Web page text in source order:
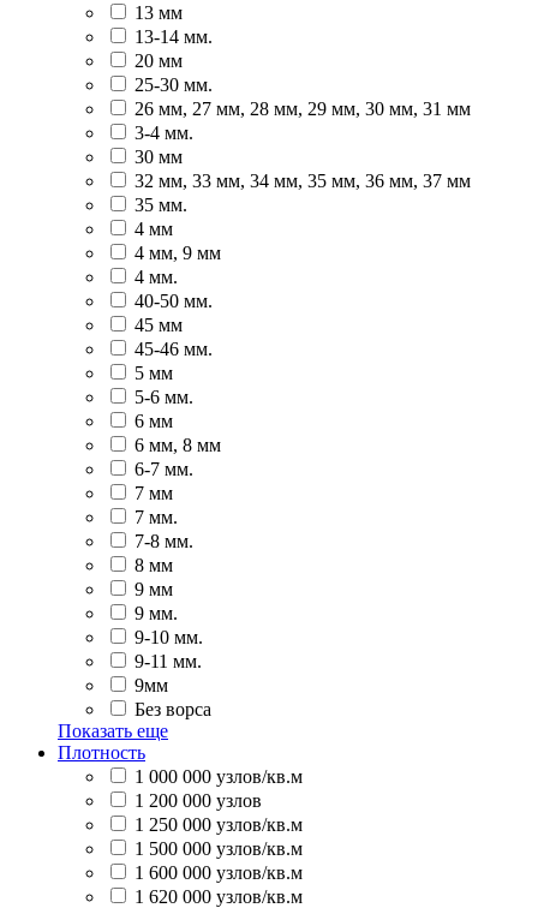
13 мм
13-14 мм.
20 мм
25-30 мм.
26 мм, 27 мм, 28 мм, 29 мм, 30 мм, 31 мм
3-4 мм.
30 мм
32 мм, 33 мм, 34 мм, 35 мм, 36 мм, 37 мм
35 мм.
4 мм
4 мм, 9 мм
4 мм.
40-50 мм.
45 мм
45-46 мм.
5 мм
5-6 мм.
6 мм
6 мм, 8 мм
6-7 мм.
7 мм
7 мм.
7-8 мм.
8 мм
9 мм
9 мм.
9-10 мм.
9-11 мм.
9мм
Без ворса
Показать еще
Плотность
1 000 000 узлов/кв.м
1 200 000 узлов
1 250 000 узлов/кв.м
1 500 000 узлов/кв.м
1 600 000 узлов/кв.м
1 620 000 узлов/кв.м